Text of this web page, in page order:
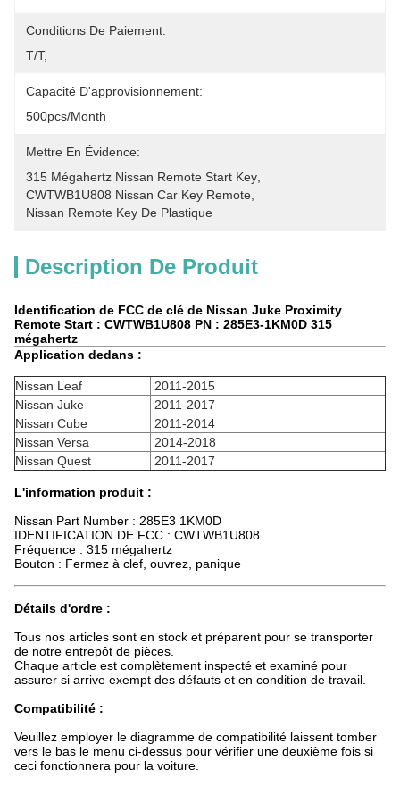
Conditions De Paiement:
T/T,
Capacité D'approvisionnement:
500pcs/month
Mettre En Évidence:
315 Mégahertz Nissan Remote Start Key
CWTWB1U808 Nissan Car Key Remote
Nissan Remote Key De Plastique
Description De Produit
Identification de FCC de clé de Nissan Juke Proximity
Remote Start : CWTWB1U808 PN : 285E3-1KM0D 315
mégahertz
Application dedans :
Nissan Leaf
2011-2015
Nissan Juke
2011-2017
Nissan Cube
2011-2014
Nissan Versa
2014-2018
Nissan Quest
2011-2017
L'information produit :
Nissan Part Number : 285E3 1KM0D
IDENTIFICATION DE FCC : CWTWB1U808
Fréquence : 315 mégahertz
Bouton : Fermez à clef, ouvrez, panique
Détails d'ordre :
Tous nos articles sont en stock et préparent pour se transporter
de notre entrepôt de pièces.
Chaque article est complètement inspecté et examiné pour
assurer si arrive exempt des défauts et en condition de travail.
Compatibilité :
Veuillez employer le diagramme de compatibilité laissent tomber
vers le bas le menu ci-dessus pour vérifier une deuxième fois si
ceci fonctionnera pour la voiture.